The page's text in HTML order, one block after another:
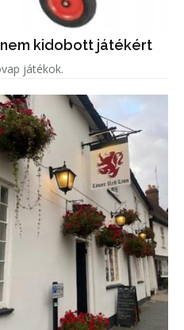
kidobott játékért
játékok.